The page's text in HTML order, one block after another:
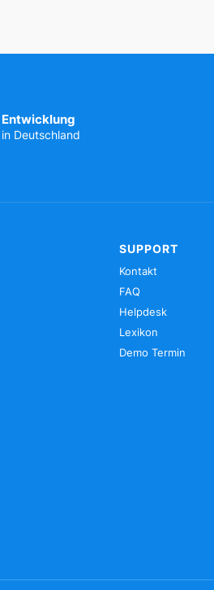
Entwicklung
in Deutschland
SUPPORT
Kontakt
FAQ
Helpdesk
Lexikon
Demo Termin